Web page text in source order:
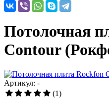
Потолочная
Contour
Артикул: -
(1)